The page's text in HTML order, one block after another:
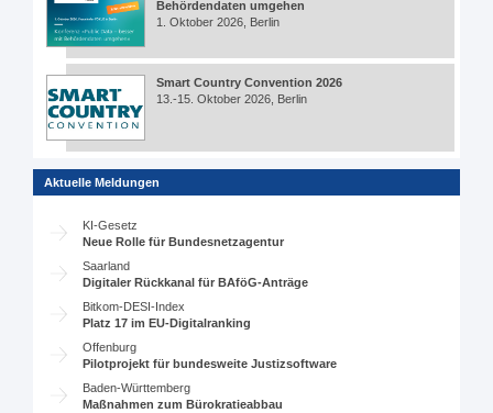
Behördendaten umgehen
1. Oktober 2026, Berlin
Smart Country Convention 2026
13.-15. Oktober 2026, Berlin
Aktuelle Meldungen
KI-Gesetz
Neue Rolle für Bundesnetzagentur
Saarland
Digitaler Rückkanal für BAföG-Anträge
Bitkom-DESI-Index
Platz 17 im EU-Digitalranking
Offenburg
Pilotprojekt für bundesweite Justizsoftware
Baden-Württemberg
Maßnahmen zum Bürokratieabbau